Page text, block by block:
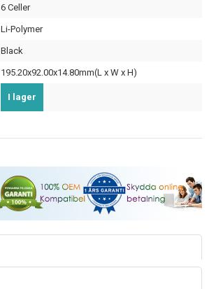
6 Celler
Li-Polymer
Black
195.20x92.00x14.80mm(L x W x H)
I lager